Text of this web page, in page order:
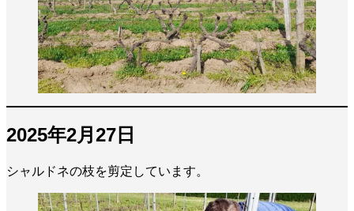
2025年2月27日
シャルドネの枝を剪定しています。